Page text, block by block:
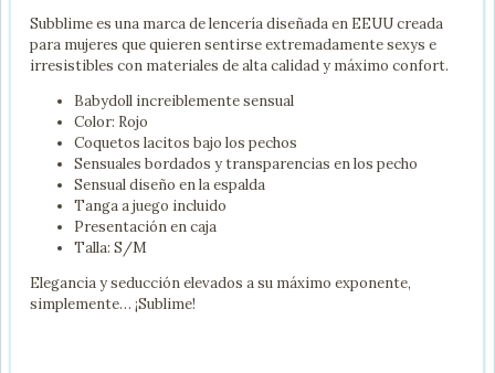
Subblime es una marca de lencería diseñada en EEUU creada
para mujeres que quieren sentirse extremadamente sexys e
irresistibles con materiales de alta calidad y máximo confort.
Babydoll increiblemente sensual
Color: Rojo
Coquetos lacitos bajo los pechos
Sensuales bordados y transparencias en los pecho
Sensual diseño en la espalda
Tanga a juego incluido
Presentación en caja
Talla: S/M
Elegancia y seducción elevados a su máximo exponente,
simplemente… ¡Sublime!